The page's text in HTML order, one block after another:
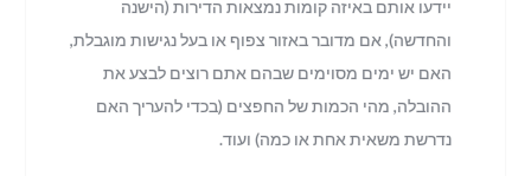
יידעו אותם באיזה קומות נמצאות הדירות (הישנה
והחדשה), אם מדובר באזור צפוף או בעל נגישות מוגבלת,
האם יש ימים מסוימים שבהם אתם רוצים לבצע את
ההובלה, מהי הכמות של החפצים (בכדי להעריך האם
נדרשת משאית אחת או כמה) ועוד.